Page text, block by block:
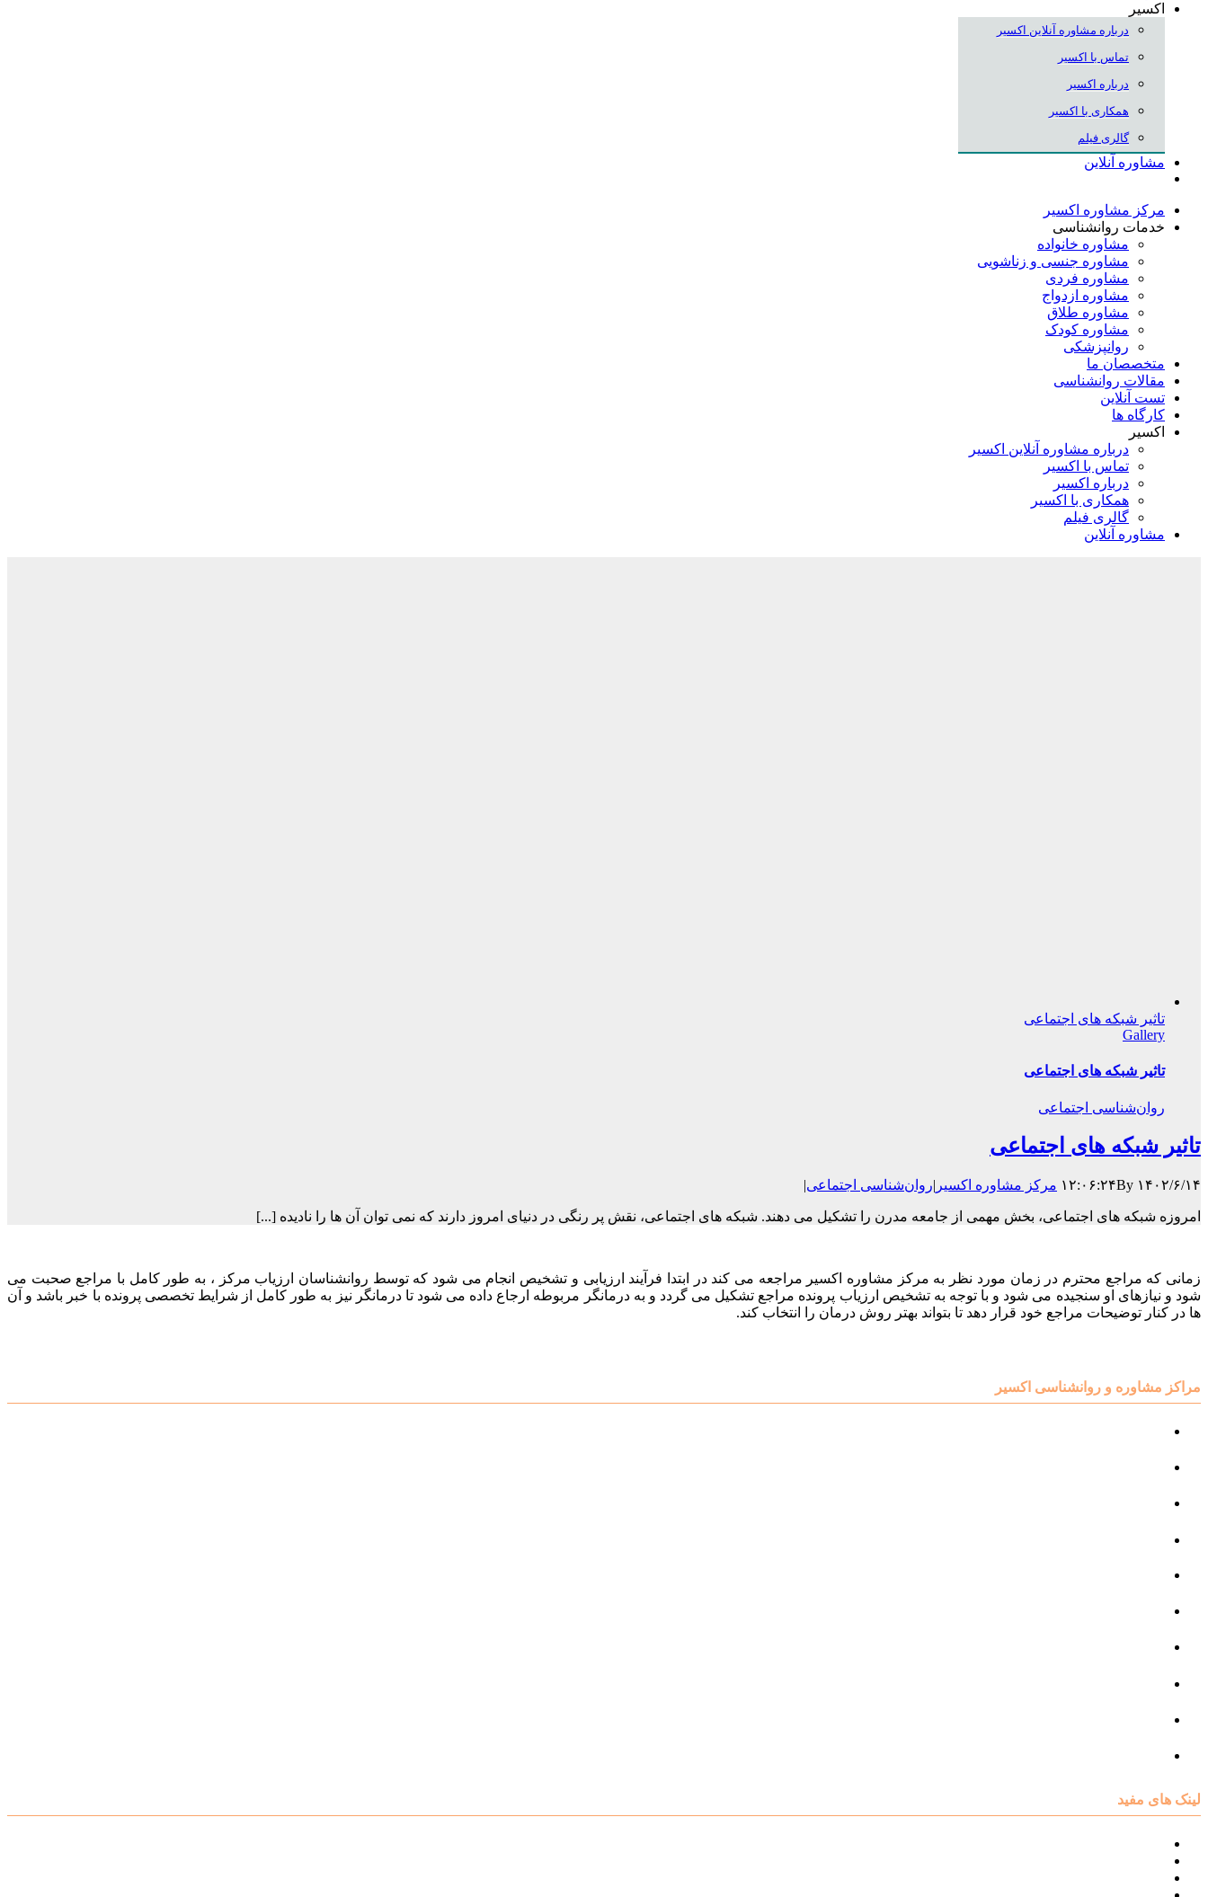
اکسیر
درباره مشاوره آنلاین اکسیر
تماس با اکسیر
درباره اکسیر
همکاری با اکسیر
گالری فیلم
مشاوره آنلاین
مرکز مشاوره اکسیر
خدمات روانشناسی
مشاوره خانواده
مشاوره جنسی و زناشویی
مشاوره فردی
مشاوره ازدواج
مشاوره طلاق
مشاوره کودک
روانپزشکی
متخصصان ما
مقالات روانشناسی
تست آنلاین
کارگاه ها
اکسیر
درباره مشاوره آنلاین اکسیر
تماس با اکسیر
درباره اکسیر
همکاری با اکسیر
گالری فیلم
مشاوره آنلاین
تاثیر شبکه های اجتماعی
Gallery
تاثیر شبکه های اجتماعی
روان‌شناسی اجتماعی
تاثیر شبکه های اجتماعی
۱۴۰۲/۶/۱۴ ۱۲:۰۶:۲۴ By مرکز مشاوره اکسیر |روان‌شناسی اجتماعی|
امروزه شبکه های اجتماعی، بخش مهمی از جامعه مدرن را تشکیل می دهند. شبکه های اجتماعی، نقش پر رنگی در دنیای امروز دارند که نمی توان آن ها را نادیده [...]
زمانی که مراجع محترم در زمان مورد نظر به مرکز مشاوره اکسیر مراجعه می کند در ابتدا فرآیند ارزیابی و تشخیص انجام می شود که توسط روانشناسان ارزیاب مرکز ، به طور کامل با مراجع صحبت می
شود و نیازهای او سنجیده می شود و با توجه به تشخیص ارزیاب پرونده مراجع تشکیل می گردد و به درمانگر مربوطه ارجاع داده می شود تا درمانگر نیز به طور کامل از شرایط تخصصی پرونده با خبر باشد و آن
ها در کنار توضیحات مراجع خود قرار دهد تا بتواند بهتر روش درمان را انتخاب کند.
مراکز مشاوره و روانشناسی اکسیر
لینک های مفید